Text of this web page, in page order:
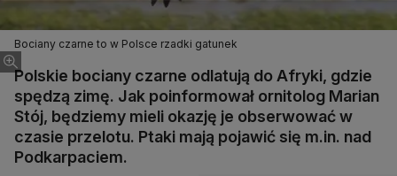
Bociany czarne to w Polsce rzadki gatunek
Polskie bociany czarne odlatują do Afryki, gdzie
spędzą zimę. Jak poinformował ornitolog Marian
Stój, będziemy mieli okazję je obserwować w
czasie przelotu. Ptaki mają pojawić się m.in. nad
Podkarpaciem.